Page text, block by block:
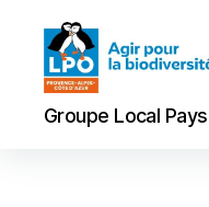
Groupe
Local
Groupe Local